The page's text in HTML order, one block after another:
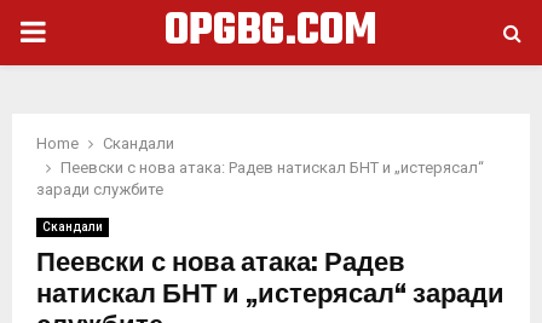
PRIMARY
OPGBG.COM
Home
Скандали
Пеевски с нова атака: Радев натискал БНТ и „истерясал“
заради службите
Скандали
Пеевски с нова атака: Радев
натискал БНТ и „истерясал“ заради